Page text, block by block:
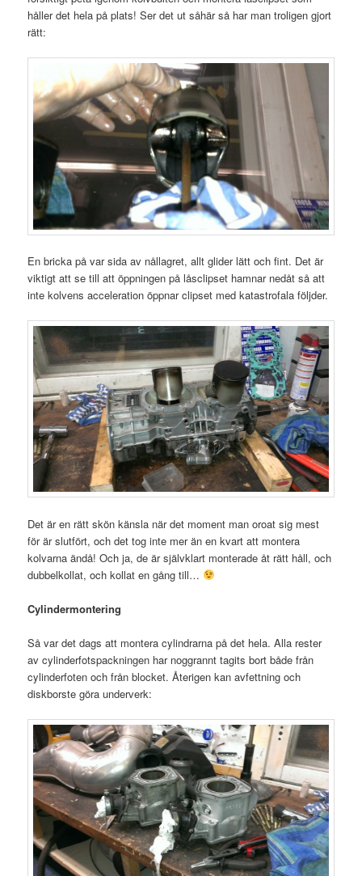
håller det hela på plats! Ser det ut såhär så har man troligen gjort
rätt:
En bricka på var sida av nållagret, allt glider lätt och fint. Det är
viktigt att se till att öppningen på låsclipset hamnar nedåt så att
inte kolvens acceleration öppnar clipset med katastrofala följder.
Det är en rätt skön känsla när det moment man oroat sig mest
för är slutfört, och det tog inte mer än en kvart att montera
kolvarna ändå! Och ja, de är självklart monterade åt rätt håll, och
dubbelkollat, och kollat en gång till…
Cylindermontering
Så var det dags att montera cylindrarna på det hela. Alla rester
av cylinderfotspackningen har noggrannt tagits bort både från
cylinderfoten och från blocket. Återigen kan avfettning och
diskborste göra underverk: